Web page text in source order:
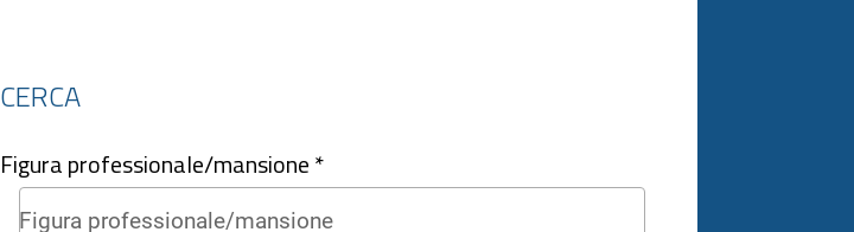
CERCA
Figura professionale/mansione *